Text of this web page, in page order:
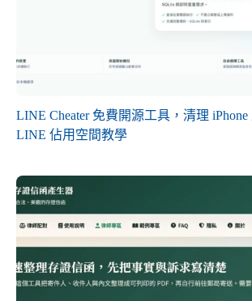
LINE Cheater 免費開源工具，清理 iPhone
LINE 佔用空間教學